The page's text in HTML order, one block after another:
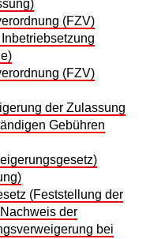
(FZV)
(FZV)
der Zulassung
Gebühren
(Feststellung der
der
bei